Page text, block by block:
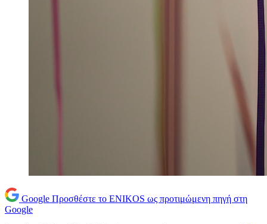
Google Προσθέστε το ENIKOS ως προτιμώμενη πηγή στη
Google